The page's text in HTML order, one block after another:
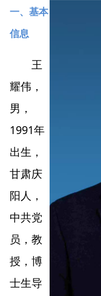
一、基本
信息
王
耀伟，
男，
1991年
出生，
甘肃庆
阳人，
中共党
员，教
授，博
士生导